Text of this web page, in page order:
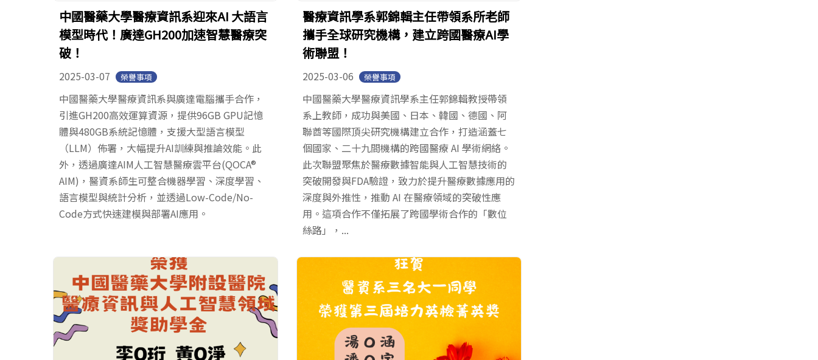
中國醫藥大學醫療資訊系迎來AI 大語言
模型時代！廣達GH200加速智慧醫療突
破！
2025-03-07 榮譽事項
中國醫藥大學醫療資訊系與廣達電腦攜手合作，
引進GH200高效運算資源，提供96GB GPU記憶
體與480GB系統記憶體，支援大型語言模型
（LLM）佈署，大幅提升AI訓練與推論效能。此
外，透過廣達AIM人工智慧醫療雲平台(QOCA®
AIM)，醫資系師生可整合機器學習、深度學習、
語言模型與統計分析，並透過Low-Code/No-
Code方式快速建模與部署AI應用。
醫療資訊學系郭錦輯主任帶領系所老師
攜手全球研究機構，建立跨國醫療AI學
術聯盟！
2025-03-06 榮譽事項
中國醫藥大學醫療資訊學系主任郭錦輯教授帶領
系上教師，成功與美國、日本、韓國、德國、阿
聯酋等國際頂尖研究機構建立合作，打造涵蓋七
個國家、二十九間機構的跨國醫療 AI 學術網絡。
此次聯盟聚焦於醫療數據智能與人工智慧技術的
突破開發與FDA驗證，致力於提升醫療數據應用的
深度與外推性，推動 AI 在醫療領域的突破性應
用。這項合作不僅拓展了跨國學術合作的「數位
絲路」，...